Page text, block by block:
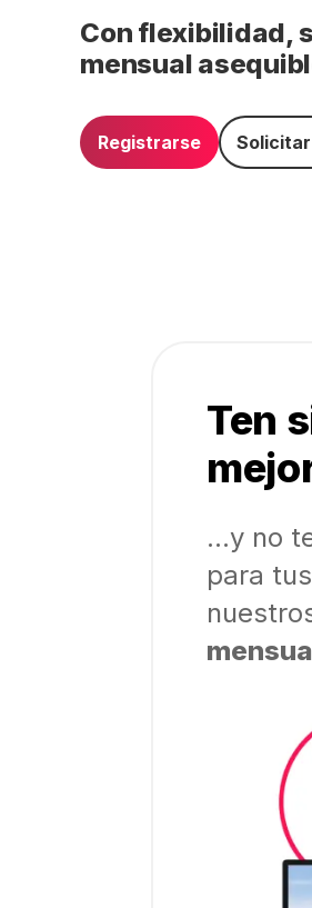
Con flexibilidad,
mensual
Registrarse
Ten
...y no
para